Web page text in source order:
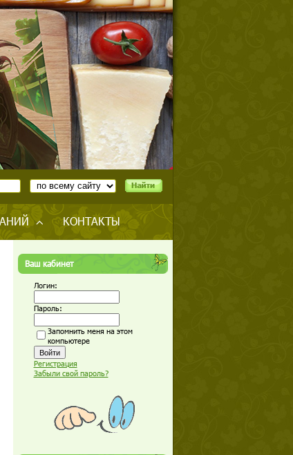
КОНТАКТЫ
Ваш кабинет
Логин:
Пароль:
Запомнить меня на этом
компьютере
Регистрация
Забыли свой пароль?